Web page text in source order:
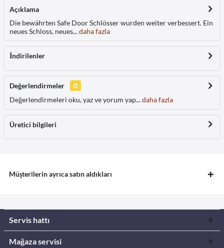
Açıklama
Die bewährten Safe Door Schlösser wurden weiter verbessert. Ein
neues Schloss, neues...daha fazla
İndirilenler
Değerlendirmeler
0
Değerlendirmeleri oku, yaz ve yorum yap...daha fazla
Üretici bilgileri
Müşterilerin ayrıca satın aldıkları
Servis hattı
Mağaza servisi